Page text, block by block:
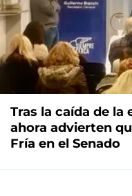
Tras la caída de
ahora advierten
Fría en el Senado